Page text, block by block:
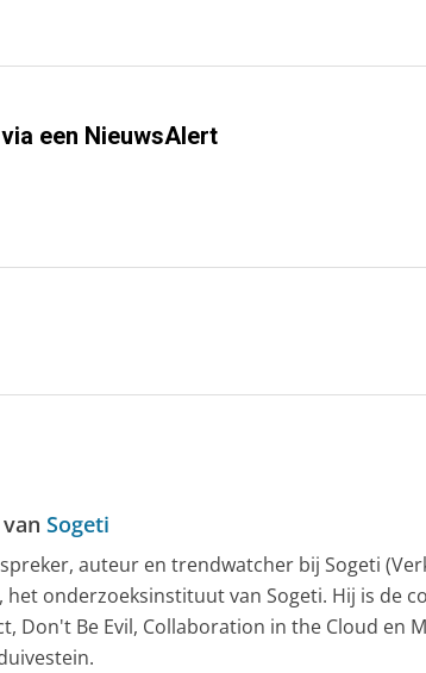
een NieuwsAlert
vanSogeti
auteur en trendwatcher bij Sogeti
het onderzoeksinstituut van Sogeti. Hij is de
Don't Be Evil, Collaboration in the Cloud en